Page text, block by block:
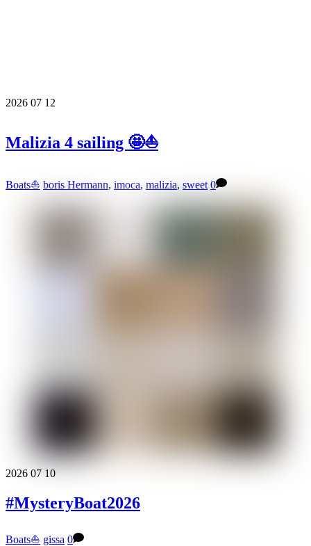
2026 07 12
Malizia 4 sailing 🤩⛵️
Boats⛵️ boris Hermann, imoca, malizia, sweet 0
2026 07 10
#MysteryBoat2026
Boats⛵️ gissa 0